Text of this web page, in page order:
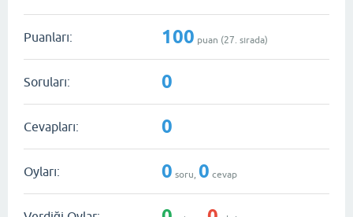
Puanları: 100 puan (27 . sırada)
Soruları: 0
Cevapları: 0
Oyları: 0 soru, 0 cevap